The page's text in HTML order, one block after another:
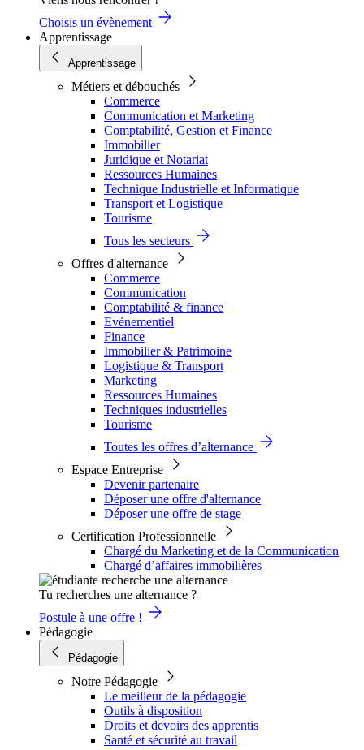
Choisis un évènement
Apprentissage
Apprentissage
Métiers et débouchés
Commerce
Communication et Marketing
Comptabilité, Gestion et Finance
Immobilier
Juridique et Notariat
Ressources Humaines
Technique Industrielle et Informatique
Transport et Logistique
Tourisme
Tous les secteurs
Offres d'alternance
Commerce
Communication
Comptabilité & finance
Evénementiel
Finance
Immobilier & Patrimoine
Logistique & Transport
Marketing
Ressources Humaines
Techniques industrielles
Tourisme
Toutes les offres d’alternance
Espace Entreprise
Devenir partenaire
Déposer une offre d'alternance
Déposer une offre de stage
Certification Professionnelle
Chargé du Marketing et de la Communication
Chargé d’affaires immobilières
Tu recherches une alternance ?
Postule à une offre !
Pédagogie
Pédagogie
Notre Pédagogie
Le meilleur de la pédagogie
Outils à disposition
Droits et devoirs des apprentis
Santé et sécurité au travail